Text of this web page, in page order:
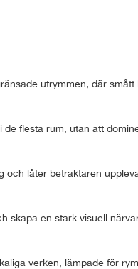
utrymmen, där
flesta rum, utan att
och låter betraktaren
skapa en stark visuell
verken, lämpade för